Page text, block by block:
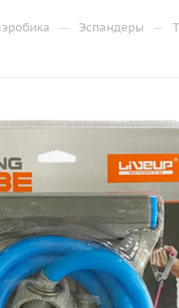
— Эспандеры —